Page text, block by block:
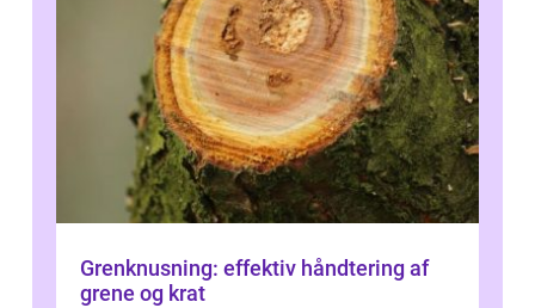
Grenknusning: effektiv håndtering af
grene og krat